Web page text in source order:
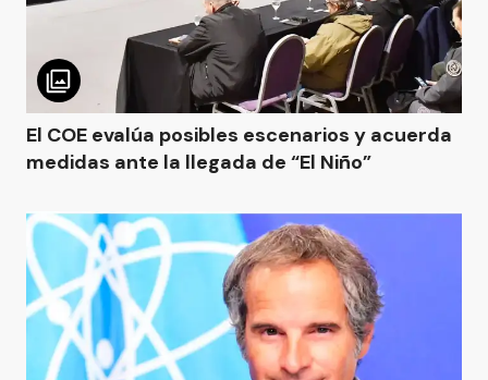
El COE evalúa posibles escenarios y acuerda
medidas ante la llegada de “El Niño”